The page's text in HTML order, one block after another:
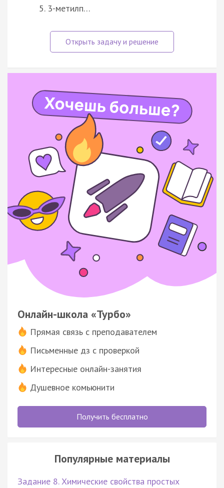
3-метилп…
Онлайн-школа «Турбо»
Прямая связь с преподавателем
Письменные дз с проверкой
Интересные онлайн-занятия
Душевное комьюнити
Получить бесплатно
Популярные материалы
Задание 8. Химические свойства простых